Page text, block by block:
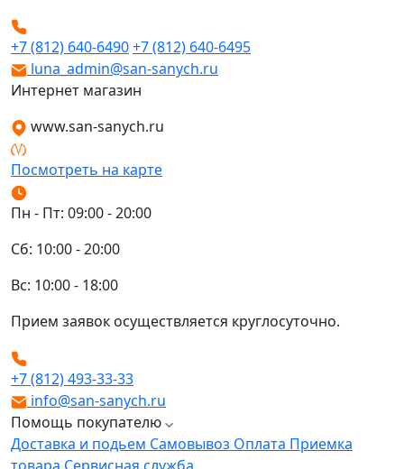
+7 (812) 640-6490+7 (812) 640-6495
luna_admin@san-sanych.ru
Интернет магазин
www.san-sanych.ru
Посмотреть на карте
Пн - Пт: 09:00 - 20:00
Сб: 10:00 - 20:00
Вс: 10:00 - 18:00
Прием заявок осуществляется круглосуточно.
+7 (812) 493-33-33
info@san-sanych.ru
Помощь покупателю
Доставка и подьем Самовывоз Оплата Приемка